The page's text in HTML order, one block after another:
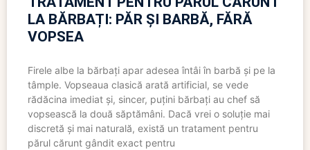
LA BĂRBAȚI: PĂR ȘI BARBĂ, FĂRĂ
VOPSEA
Firele albe la bărbați apar adesea întâi în barbă și pe la
tâmple. Vopseaua clasică arată artificial, se vede
rădăcina imediat și, sincer, puțini bărbați au chef să
vopsească la două săptămâni. Dacă vrei o soluție mai
discretă și mai naturală, există un tratament pentru
părul cărunt gândit exact pentru